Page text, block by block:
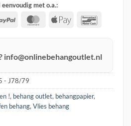
eenvoudig met o.a.:
PayPal MasterCard
Apple
info@onlinebehangoutlet.nl
- J78/79
!, behang outlet, behangpapier,
behang, Vlies behang